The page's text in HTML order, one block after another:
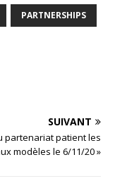
PARTNERSHIPS
SUIVANT
partenariat patient les
modèles le 6/11/20 »